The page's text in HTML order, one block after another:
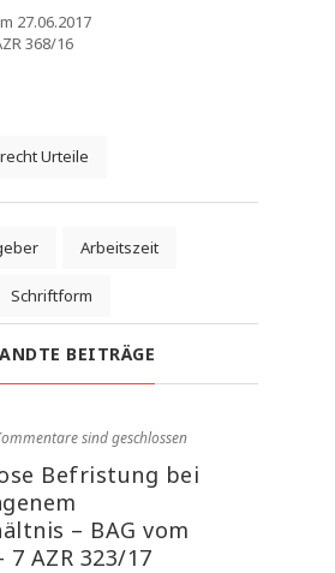
27.06.2017
368/16
Urteile
Arbeitszeit
Schriftform
BEITRÄGE
sind geschlossen
Befristung bei
– BAG vom
7 AZR 323/17